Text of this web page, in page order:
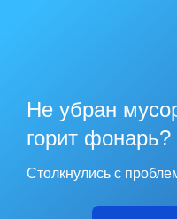
Не убран
горит фонарь?
Столкнулись с